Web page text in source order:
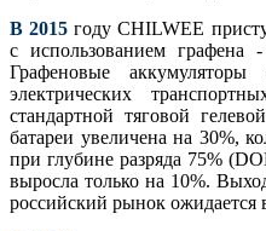
В 2015 году CHILWEE
с использованием графена
Графеновые аккумуляторы
электрических
стандартной тяговой
батареи увеличена на 30%,
при глубине разряда 75%
выросла только на 10%.
российский рынок ожидается